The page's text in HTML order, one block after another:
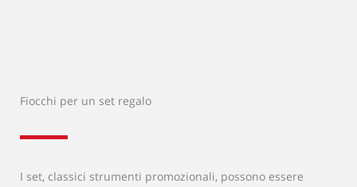
Fiocchi per un set regalo
I set, classici strumenti promozionali, possono essere